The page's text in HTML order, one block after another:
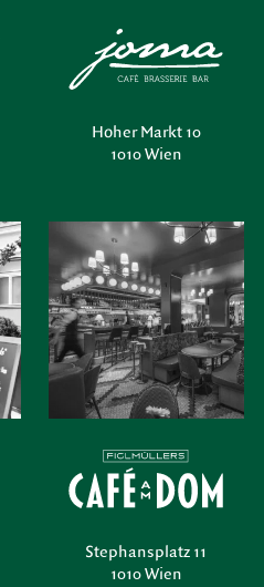
Hoher Markt 10
1010 Wien
Stephansplatz 11
1010 Wien